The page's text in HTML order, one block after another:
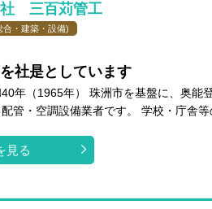
三百苅管工
合・建築・設備)
を社是としています
年（1965年） 珠洲市を基盤に、奥能
配管・空調設備業者です。 学校・庁舎
見る